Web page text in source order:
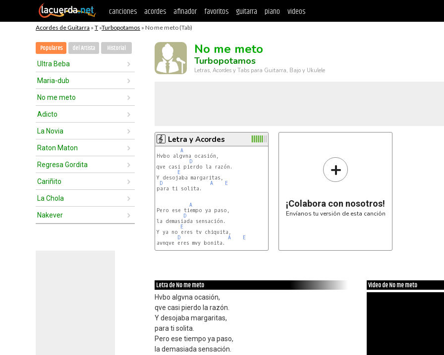
canciones acordes afinador favoritos guitarra piano videos
Acordes de Guitarra » T »Turbopotamos » No me meto (Tab)
Populares del Artista Historial
Ultra Beba
Maria-dub
No me meto
Adicto
La Novia
Raton Maton
Regresa Gordita
Cariñito
La Chola
Nakever
No me meto
Turbopotamos
Letras, Acordes y Tabs para Guitarra, Bajo y Ukulele
Letra y Acordes
A
Hvbo algvna ocasión,
D
qve casi pierdo la razón.
E
Y desojaba margaritas,
D
A
E
para ti solita.
A
Pero ese tiempo ya paso,
D
la demasiada sensación.
E
Y ya no eres tv chiquita,
D
A
E
avnqve eres mvy bonita.
+
¡Colabora con nosotros!
Envíanos tu versión de esta canción
Letra de No me meto
Hvbo algvna ocasión,
qve casi pierdo la razón.
Y desojaba margaritas,
para ti solita.
Pero ese tiempo ya paso,
la demasiada sensación.
Video de No me meto